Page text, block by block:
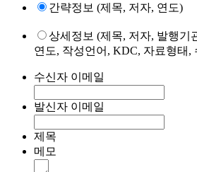
간략정보 (제목, 저자, 연도)
상세정보 (제목, 저자, 발행기
연도, 작성언어, KDC, 자료형태,
수신자 이메일
발신자 이메일
제목
메모